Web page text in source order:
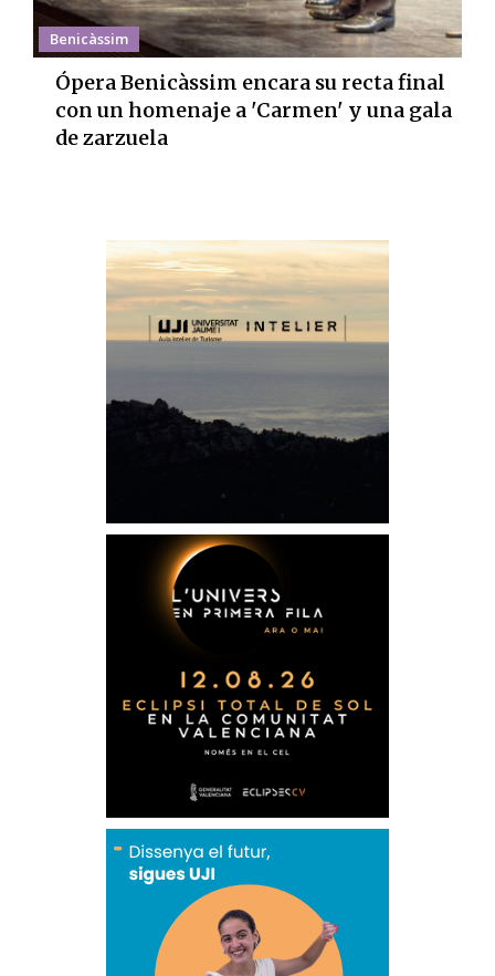
Benicàssim
Ópera Benicàssim encara su recta final
con un homenaje a 'Carmen' y una gala
de zarzuela